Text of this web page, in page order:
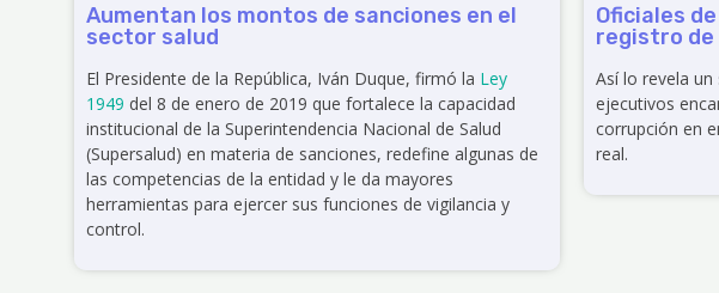
Aumentan los montos de sanciones en el
sector salud
El Presidente de la República, Iván Duque, firmó la Ley
1949 del 8 de enero de 2019 que fortalece la capacidad
institucional de la Superintendencia Nacional de Salud
(Supersalud) en materia de sanciones, redefine algunas de
las competencias de la entidad y le da mayores
herramientas para ejercer sus funciones de vigilancia y
control.
Oficiales
registro de
Así lo revela
ejecutivos
corrupción en
real.